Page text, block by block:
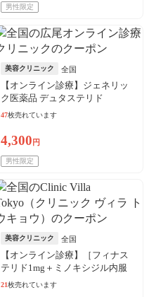
男性限定
美容クリニック 全国
【オンライン診療】ジェネリッ
ク医薬品 デュタステリド
（0.5mg）※初診料・送料込
47枚売れています
4,300 円
男性限定
美容クリニック 全国
【オンライン診療】［フィナス
テリド1mg＋ミノキシジル内服
5mg］×28錠
21枚売れています